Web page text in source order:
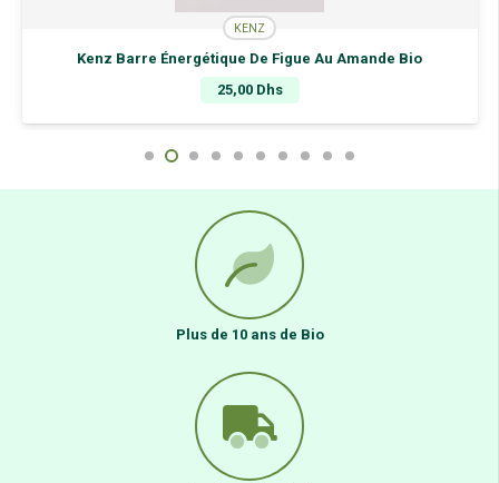
KENZ
Kenz Barre Énergétique De Figue Au Amande Bio
25,00 Dhs
Plus de 10 ans de Bio